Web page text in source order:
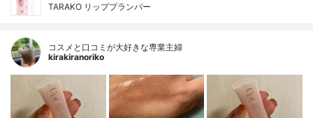
TARAKO リッププランパー
コスメと口コミが大好きな専業主婦
kirakiranoriko